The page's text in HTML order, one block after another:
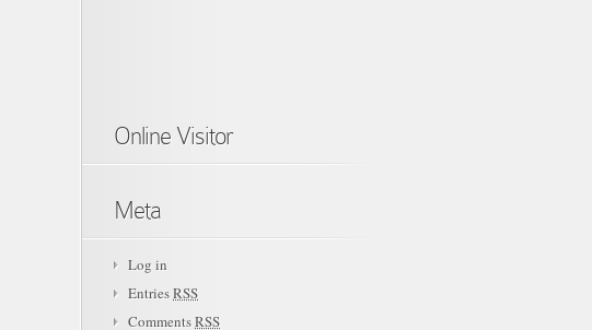
Online Visitor
Meta
Log in
EntriesRSS
CommentsRSS